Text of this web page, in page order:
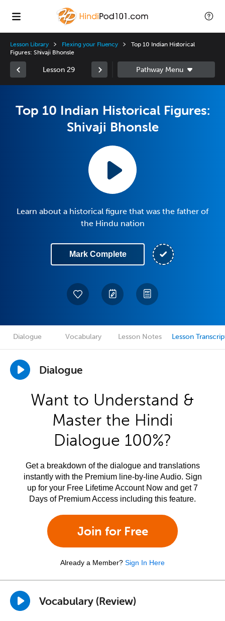
Lesson Library Flexing your Fluency
Top 10 Indian Historical
Figures: Shivaji Bhonsle
Lesson 29
Top 10 Indian Historical Figures:
Shivaji Bhonsle
Learn about a historical figure that was the father of
the Hindu nation
Mark Complete
Dialogue Vocabulary Lesson Notes Lesson
Dialogue
Want to Understand &
Master the Hindi
Dialogue 100%?
Get a breakdown of the dialogue and translations
instantly with the Premium line-by-line Audio. Sign
up for your Free Lifetime Account Now and get 7
Days of Premium Access including this feature.
Join for Free
Already a Member? Sign In Here
Vocabulary (Review)